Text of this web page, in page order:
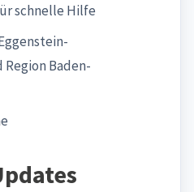
schnelle Hilfe
Baden-